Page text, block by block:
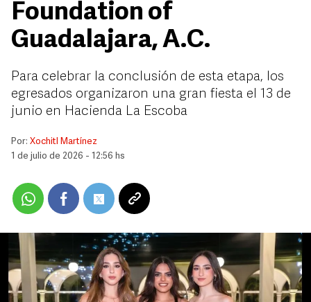
Foundation of
Guadalajara, A.C.
Para celebrar la conclusión de esta etapa, los
egresados organizaron una gran fiesta el 13 de
junio en Hacienda La Escoba
Por: Xochitl Martínez
1 de julio de 2026 - 12:56 hs